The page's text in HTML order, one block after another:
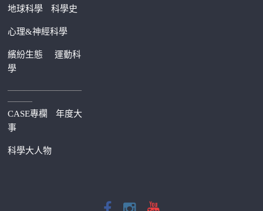
地球科學 科學史
心理&神經科學
繽紛生態運動科
學
—————————
———
CASE專欄
年度大
事
科學大人物